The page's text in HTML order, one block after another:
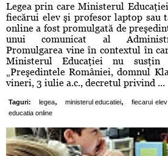
Legea prin care Ministerul
fiecărui elev şi profesor laptop sau
online a fost promulgată de
unui comunicat al
Promulgarea vine în contextul în
Ministerul Educaţiei nu susţin
„Preşedintele României, domnul
vineri, 3 iulie a.c., decretul privind ...
Taguri: legea, ministerul educatiei, fiecarui
educatia online